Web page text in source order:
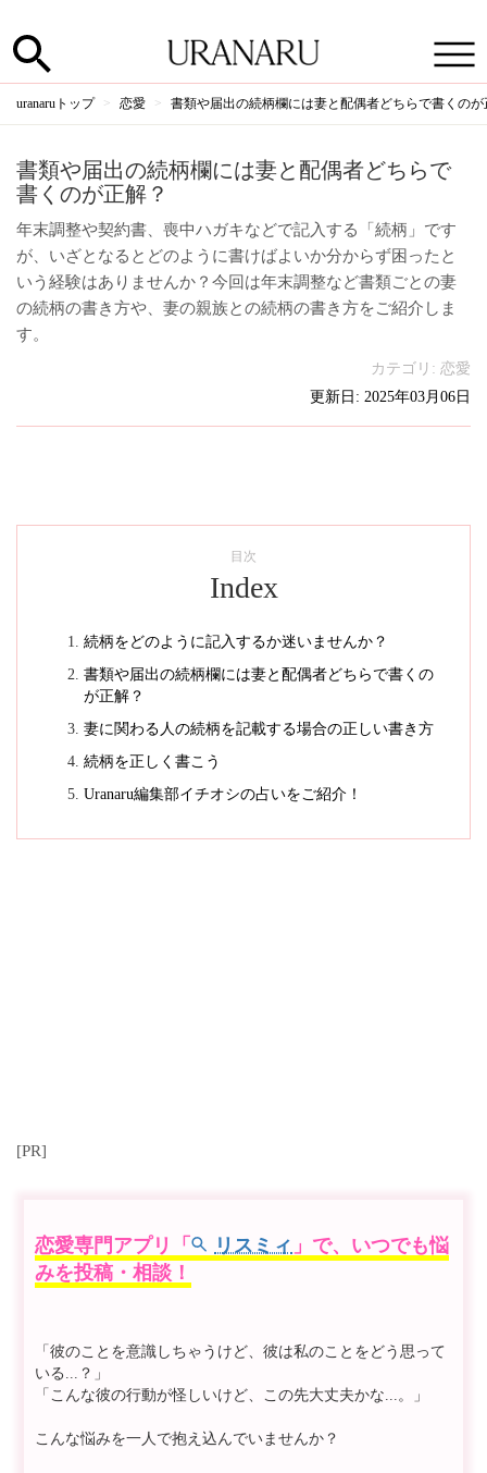
uranaruトップ 恋愛 書類や届出の続柄欄には妻と配偶者どちらで書くのが
書類や届出の続柄欄には妻と配偶者どちらで
書くのが正解？
年末調整や契約書、喪中ハガキなどで記入する「続柄」です
が、いざとなるとどのように書けばよいか分からず困ったと
いう経験はありませんか？今回は年末調整など書類ごとの妻
の続柄の書き方や、妻の親族との続柄の書き方をご紹介しま
す。
カテゴリ: 恋愛
更新日: 2025年03月06日
目次
Index
続柄をどのように記入するか迷いませんか？
書類や届出の続柄欄には妻と配偶者どちらで書くの
が正解？
妻に関わる人の続柄を記載する場合の正しい書き方
続柄を正しく書こう
Uranaru編集部イチオシの占いをご紹介！
[PR]
恋愛専門アプリ「 リスミィ 」で、いつでも悩
みを投稿・相談！
「彼のことを意識しちゃうけど、彼は私のことをどう思って
いる...？」
「こんな彼の行動が怪しいけど、この先大丈夫かな...。」
こんな悩みを一人で抱え込んでいませんか？